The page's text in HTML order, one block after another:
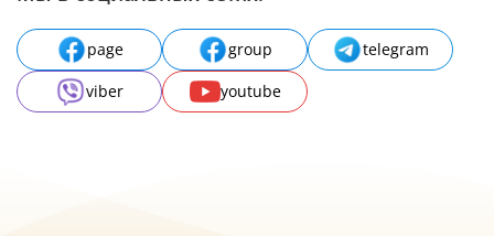
page group
telegram
viber
youtube